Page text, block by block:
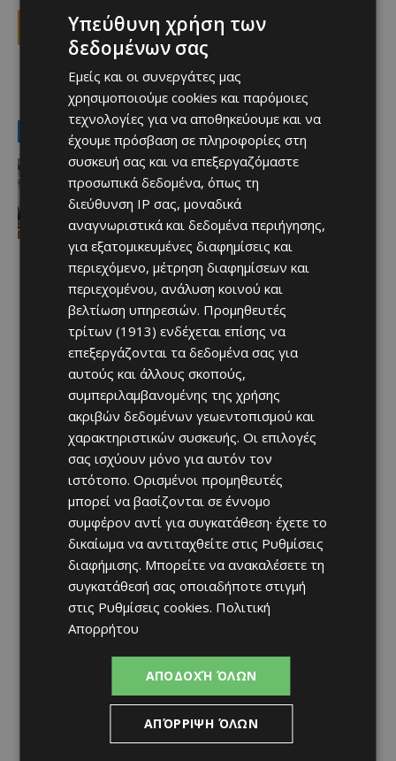
Facebook X Viber
Top
LATEST NEWS
Αθλητικά - Επικαιρότητα
Πότε θα διεξαχθεί το Super Cup –
Όλες οι πληροφορίες
- 10/08/2026
Υπεύθυνη χρήση των
δεδομένων σας
Εμείς και οι συνεργάτες μας
χρησιμοποιούμε cookies και παρόμοιες
τεχνολογίες για να αποθηκεύουμε και να
έχουμε πρόσβαση σε πληροφορίες στη
συσκευή σας και να επεξεργαζόμαστε
προσωπικά δεδομένα, όπως τη
διεύθυνση IP σας, μοναδικά
αναγνωριστικά και δεδομένα περιήγησης,
για εξατομικευμένες διαφημίσεις και
περιεχόμενο, μέτρηση διαφημίσεων και
περιεχομένου, ανάλυση κοινού και
βελτίωση υπηρεσιών. Προμηθευτές
τρίτων (1913) ενδέχεται επίσης να
επεξεργάζονται τα δεδομένα σας για
αυτούς και άλλους σκοπούς,
συμπεριλαμβανομένης της χρήσης
ακριβών δεδομένων γεωεντοπισμού και
χαρακτηριστικών συσκευής. Οι επιλογές
σας ισχύουν μόνο για αυτόν τον
ιστότοπο. Ορισμένοι προμηθευτές
μπορεί να βασίζονται σε έννομο
συμφέρον αντί για συγκατάθεση· έχετε το
δικαίωμα να αντιταχθείτε στις Ρυθμίσεις
διαφήμισης. Μπορείτε να ανακαλέσετε τη
συγκατάθεσή σας οποιαδήποτε στιγμή
στις Ρυθμίσεις cookies. Πολιτική
Απορρήτου
ΑΠΟΔΟΧΉ ΌΛΩΝ
ΑΠΌΡΡΙΨΗ ΌΛΩΝ